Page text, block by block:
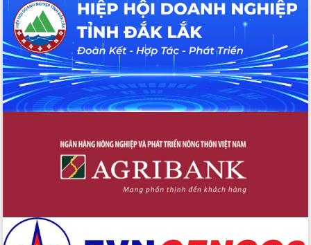
UBND tỉnh họp báo định kỳ tháng 4
năm 2026
Hội thảo khoa học “Giải pháp thúc đẩy
phát triển nền kinh tế xanh tại tỉnh
Đắk Lắk”
Tăng cường giám sát, đôn đốc thực
hiện nhiệm vụ quản lý tài sản công
công tác cải cách thủ tục hành chính
tại Trung tâm Phục vụ hành chính
Đắk Lắk: Tôn vinh 46 giải pháp tại Hội
Đắk Lắk rà soát, điều chỉnh Đề án 190
về phát triển nuôi trồng thủy sản